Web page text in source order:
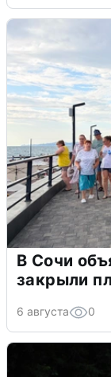
В Сочи
закрыли
6 августа 0